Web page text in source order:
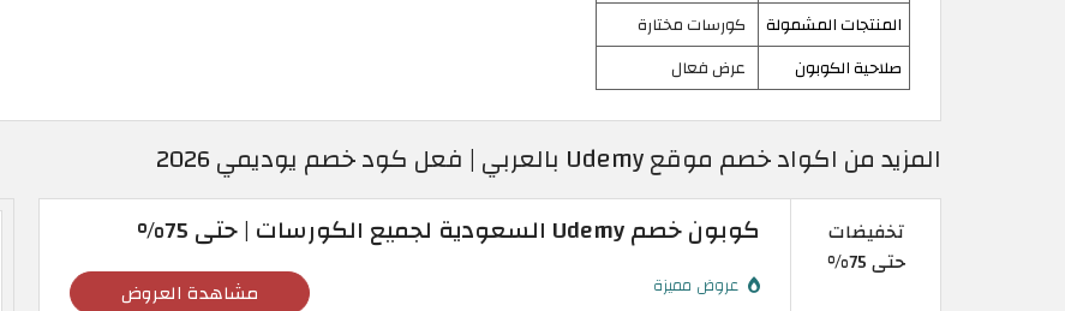
المنتجات المشمولة
كورسات مختارة
صلاحية الكوبون
عرض فعال
المزيد من اكواد خصم موقع Udemy بالعربي | فعل كود خصم يوديمي 2026
تخفيضات
حتى 75%
كوبون خصم Udemy السعودية لجميع الكورسات | حتى 75%
عروض مميزة مشاهدة العروض